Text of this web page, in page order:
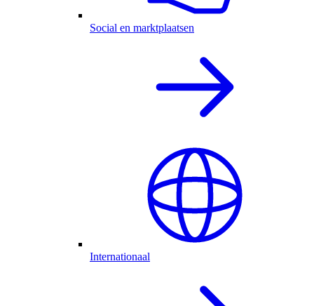
Social en marktplaatsen
Internationaal